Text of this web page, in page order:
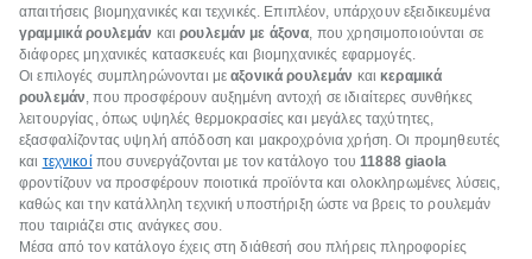
απαιτήσεις βιομηχανικές και τεχνικές. Επιπλέον, υπάρχουν εξειδικευμένα
γραμμικά ρουλεμάν καιρουλεμάν με άξονα, που χρησιμοποιούνται σε
διάφορες μηχανικές κατασκευές και βιομηχανικές εφαρμογές.
Οι επιλογές συμπληρώνονται μεαξονικά ρουλεμάν και κεραμικά
ρουλεμάν, που προσφέρουν αυξημένη αντοχή σε ιδιαίτερες συνθήκες
λειτουργίας, όπως υψηλές θερμοκρασίες και μεγάλες ταχύτητες,
εξασφαλίζοντας υψηλή απόδοση και μακροχρόνια χρήση. Οι προμηθευτές
και τεχνικοίπου συνεργάζονται με τον κατάλογο του11888 giaola
φροντίζουν να προσφέρουν ποιοτικά προϊόντα και ολοκληρωμένες λύσεις,
καθώς και την κατάλληλη τεχνική υποστήριξη ώστε να βρεις το ρουλεμάν
που ταιριάζει στις ανάγκες σου.
Μέσα από τον κατάλογο έχεις στη διάθεσή σου πλήρεις πληροφορίες